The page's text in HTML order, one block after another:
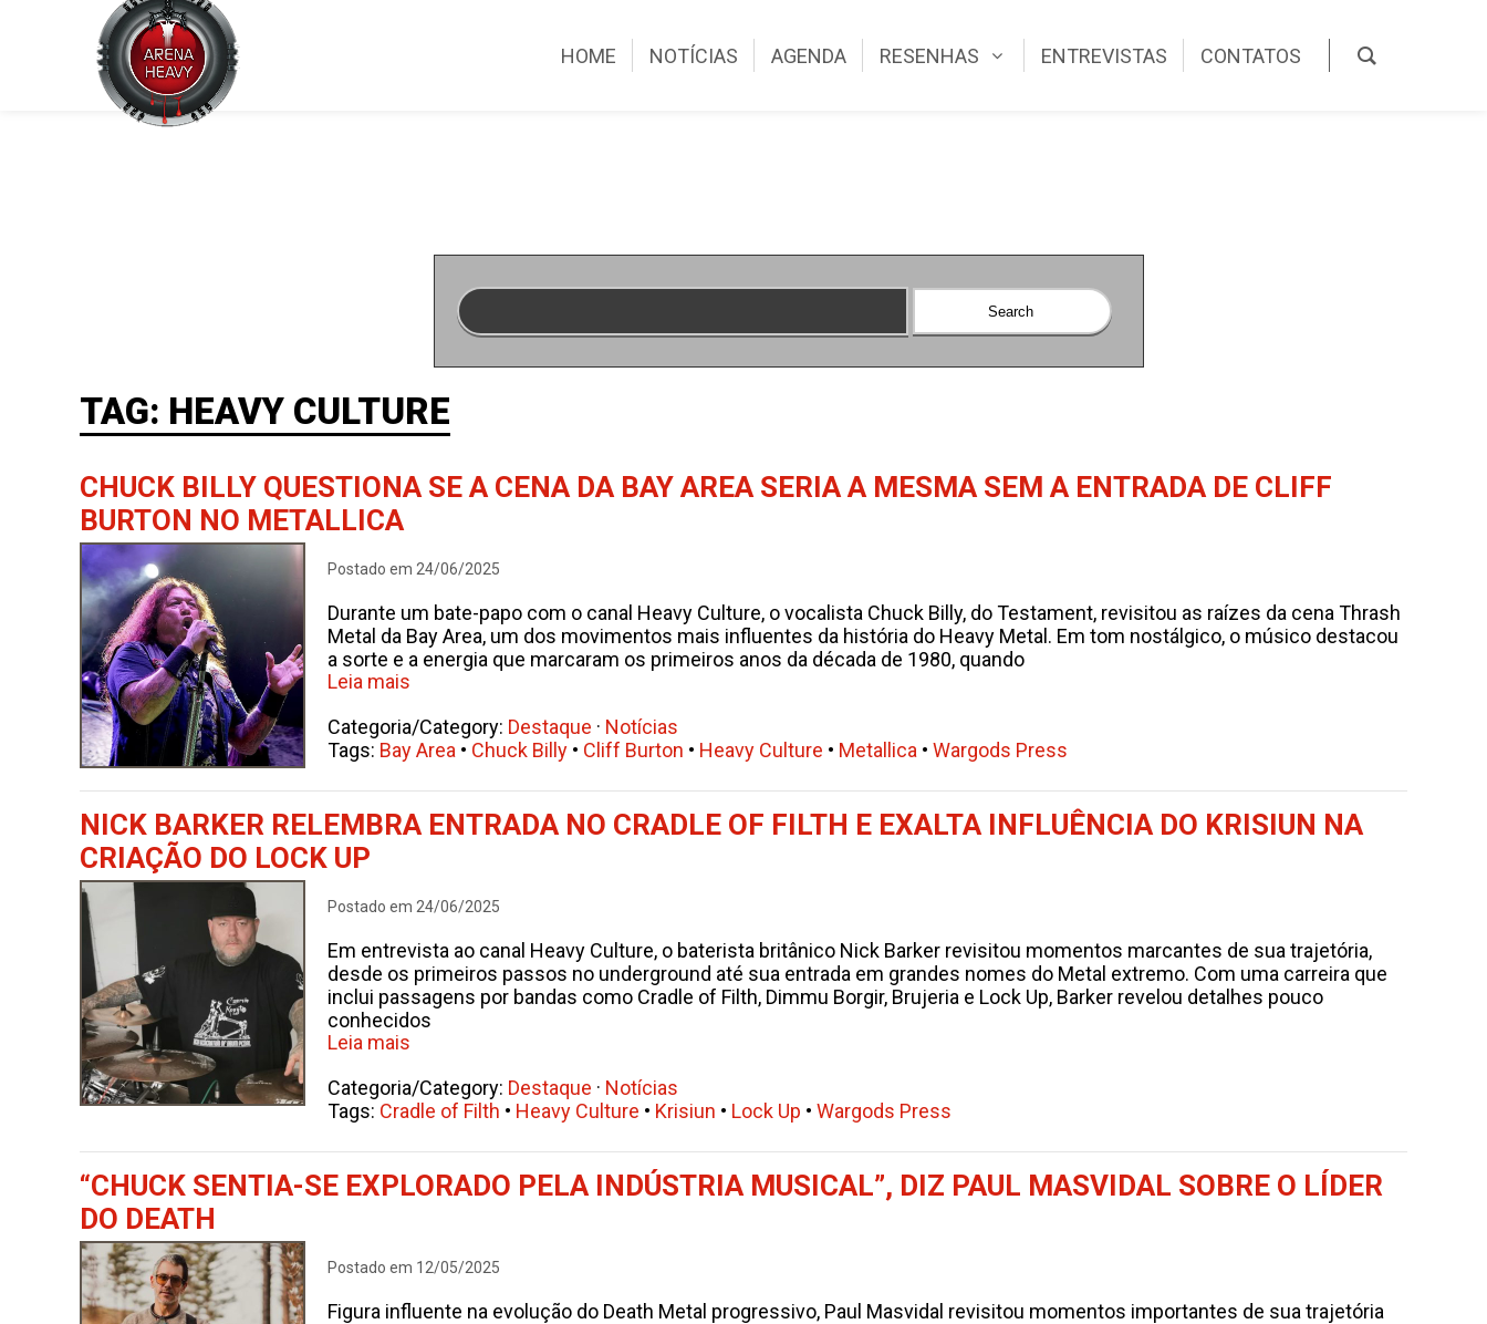
HOME NOTÍCIAS AGENDA RESENHAS ENTREVISTAS CONTATOS
TAG: HEAVY CULTURE
CHUCK BILLY QUESTIONA SE A CENA DA BAY AREA SERIA A MESMA SEM A ENTRADA DE CLIFF
BURTON NO METALLICA
Postado em 24/06/2025
Durante um bate-papo com o canal Heavy Culture, o vocalista Chuck Billy, do Testament, revisitou as raízes da cena Thrash
Metal da Bay Area, um dos movimentos mais influentes da história do Heavy Metal. Em tom nostálgico, o músico destacou
a sorte e a energia que marcaram os primeiros anos da década de 1980, quando
Leia mais
Categoria/Category: Destaque · Notícias
Tags: Bay Area • Chuck Billy • Cliff Burton • Heavy Culture • Metallica • Wargods Press
NICK BARKER RELEMBRA ENTRADA NO CRADLE OF FILTH E EXALTA INFLUÊNCIA DO KRISIUN NA
CRIAÇÃO DO LOCK UP
Postado em 24/06/2025
Em entrevista ao canal Heavy Culture, o baterista britânico Nick Barker revisitou momentos marcantes de sua trajetória,
desde os primeiros passos no underground até sua entrada em grandes nomes do Metal extremo. Com uma carreira que
inclui passagens por bandas como Cradle of Filth, Dimmu Borgir, Brujeria e Lock Up, Barker revelou detalhes pouco
conhecidos
Leia mais
Categoria/Category: Destaque · Notícias
Tags: Cradle of Filth • Heavy Culture • Krisiun • Lock Up • Wargods Press
“CHUCK SENTIA-SE EXPLORADO PELA INDÚSTRIA MUSICAL”, DIZ PAUL MASVIDAL SOBRE O LÍDER
DO DEATH
Postado em 12/05/2025
Figura influente na evolução do Death Metal progressivo, Paul Masvidal revisitou momentos importantes de sua trajetória